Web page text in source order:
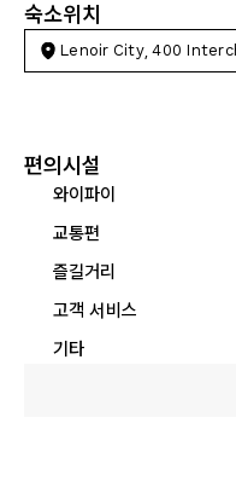
숙소위치
Lenoir City, 400
편의시설
와이파이
교통편
즐길거리
고객 서비스
기타